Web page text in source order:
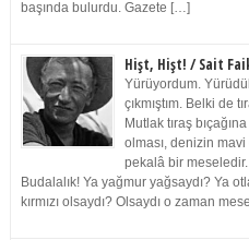
başında bulurdu. Gazete […]
Hişt, Hişt! / Sait
Yürüyordum.
çıkmıştım. Belki de
Mutlak tıraş
olması, denizin
pekalâ bir
Budalalık! Ya yağmur yağsaydı? Ya
kırmızı olsaydı? Olsaydı o zaman